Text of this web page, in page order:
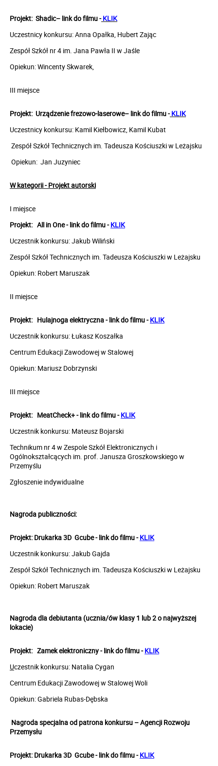
Projekt: Shadic– link do filmu - KLIK
Uczestnicy konkursu: Anna Opałka, Hubert Zając
Zespół Szkół nr 4 im. Jana Pawła II w Jaśle
Opiekun: Wincenty Skwarek,
III miejsce
Projekt: Urządzenie frezowo-laserowe– link do filmu - KLIK
Uczestnicy konkursu: Kamil Kiełbowicz, Kamil Kubat
Zespół Szkół Technicznych im. Tadeusza Kościuszki w Leżajsku
Opiekun: Jan Juzyniec
W kategorii - Projekt autorski
I miejsce
Projekt: All in One- link do filmu -KLIK
Uczestnik konkursu: Jakub Wiliński
Zespół Szkół Technicznych im. Tadeusza Kościuszki w Leżajsku
Opiekun: Robert Maruszak
II miejsce
Projekt: Hulajnoga elektryczna- link do filmu -KLIK
Uczestnik konkursu: Łukasz Koszałka
Centrum Edukacji Zawodowej w Stalowej
Opiekun: Mariusz Dobrzynski
III miejsce
Projekt: MeatCheck+- link do filmu -KLIK
Uczestnik konkursu: Mateusz Bojarski
Technikum nr 4 w Zespole Szkół Elektronicznych i
Ogólnokształcących im. prof. Janusza Groszkowskiego w
Przemyślu
Zgłoszenie indywidualne
Nagroda publiczności:
Projekt: Drukarka 3D Gcube- link do filmu -KLIK
Uczestnik konkursu: Jakub Gajda
Zespół Szkół Technicznych im. Tadeusza Kościuszki w Leżajsku
Opiekun: Robert Maruszak
Nagroda dla debiutanta (ucznia/ów klasy 1 lub 2 o najwyższej
lokacie)
Projekt: Zamek elektroniczny - link do filmu -KLIK
Uczestnik konkursu: Natalia Cygan
Centrum Edukacji Zawodowej w Stalowej Woli
Opiekun: Gabriela Rubas-Dębska
Nagroda specjalna od patrona konkursu – Agencji Rozwoju
Przemysłu
Projekt: Drukarka 3D Gcube- link do filmu -KLIK